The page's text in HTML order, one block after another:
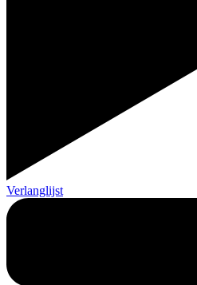
Verlanglijst